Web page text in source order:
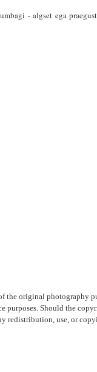
- algset ega
the original photography
purposes. Should the
redistribution, use, or